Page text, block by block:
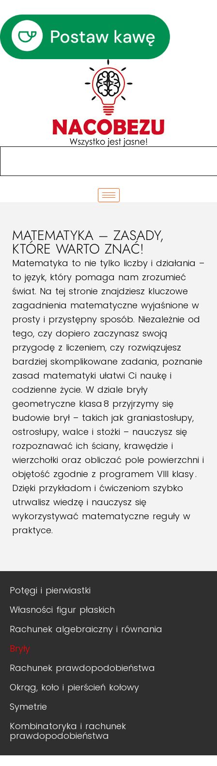
MATEMATYKA – ZASADY,
KTÓRE WARTO ZNAĆ!
Matematyka to nie tylko liczby i działania –
to język, który pomaga nam zrozumieć
świat. Na tej stronie znajdziesz kluczowe
zagadnienia matematyczne wyjaśnione w
prosty i przystępny sposób. Niezależnie od
tego, czy dopiero zaczynasz swoją
przygodę z liczeniem, czy rozwiązujesz
bardziej skomplikowane zadania, poznanie
zasad matematyki ułatwi Ci naukę i
codzienne życie. W dziale bryły
geometryczne klasa 8 przyjrzymy się
budowie brył – takich jak graniastosłupy,
ostrosłupy, walce i stożki – nauczysz się
rozpoznawać ich ściany, krawędzie i
wierzchołki oraz obliczać pole powierzchni i
objętość zgodnie z programem VIII klasy .
Dzięki przykładom i ćwiczeniom szybko
utrwalisz wiedzę i nauczysz się
wykorzystywać matematyczne reguły w
praktyce.
Potęgi i pierwiastki
Własności figur płaskich
Rachunek algebraiczny i równania
Bryły
Rachunek prawdopodobieństwa
Okrąg, koło i pierścień kołowy
Symetrie
Kombinatoryka i rachunek
prawdopodobieństwa